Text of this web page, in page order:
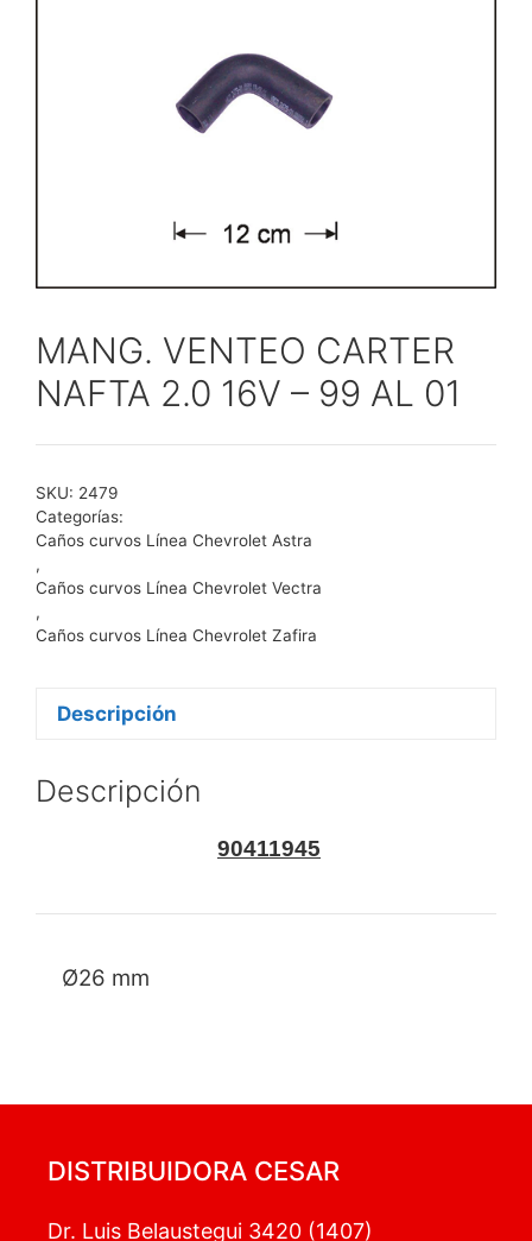
MANG. VENTEO CARTER
NAFTA 2.0 16V – 99 AL 01
SKU: 2479
Categorías:
Caños curvos Línea Chevrolet Astra
,
Caños curvos Línea Chevrolet Vectra
,
Caños curvos Línea Chevrolet Zafira
Descripción
Descripción
90411945
Ø26 mm
DISTRIBUIDORA CESAR
Dr. Luis Belaustegui 3420 (1407)